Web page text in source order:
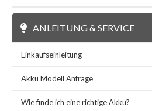
ANLEITUNG & SERVICE
Einkaufseinleitung
Akku Modell Anfrage
Wie finde ich eine richtige Akku?